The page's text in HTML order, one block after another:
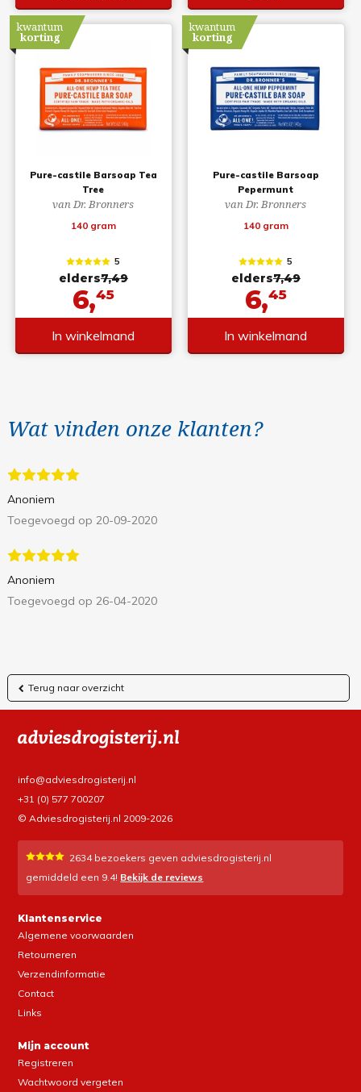
Pure-castile Barsoap Tea
Tree
van Dr. Bronners
140 gram
kwantum
korting
5
elders7,49
6,45
In winkelmand
Pure-castile Barsoap
Pepermunt
van Dr. Bronners
140 gram
kwantum
korting
5
elders7,49
6,45
In winkelmand
Wat vinden onze klanten?
Anoniem
Toegevoegd op 20-09-2020
Anoniem
Toegevoegd op 26-04-2020
Terug naar overzicht
info@adviesdrogisterij.nl
+31 (0) 577 700207
© Adviesdrogisterij.nl 2009-2026
2634bezoekers geven adviesdrogisterij.nl
gemiddeld een 9.4! Bekijk de reviews
Klantenservice
Algemene voorwaarden
Retourneren
Verzendinformatie
Contact
Links
Mijn account
Registreren
Wachtwoord vergeten